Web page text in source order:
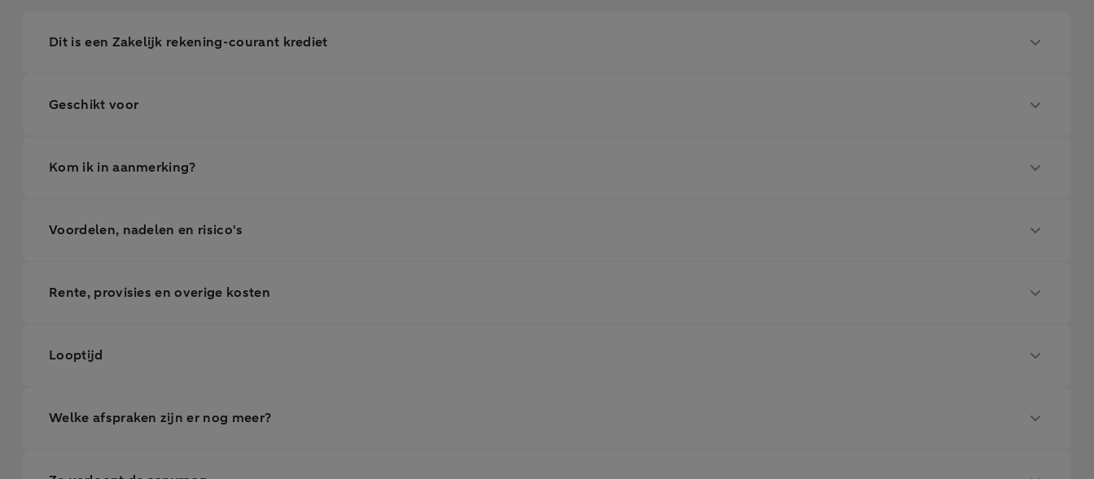
Dit is een Zakelijk rekening-courant krediet
Geschikt voor
Kom ik in aanmerking?
Voordelen, nadelen en risico's
Rente, provisies en overige kosten
Looptijd
Welke afspraken zijn er nog meer?